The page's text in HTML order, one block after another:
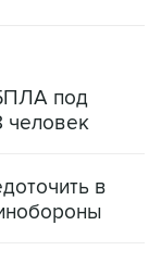
под
человек
в